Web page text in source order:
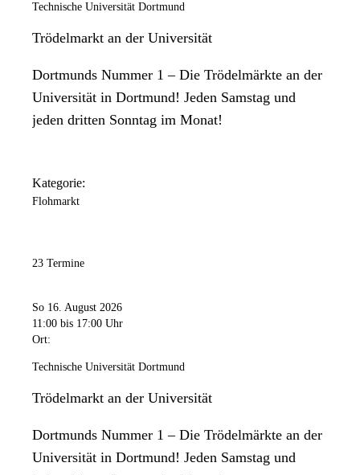
Technische Universität Dortmund
Trödelmarkt an der Universität
Dortmunds Nummer 1 – Die Trödelmärkte an der
Universität in Dortmund! Jeden Samstag und
jeden dritten Sonntag im Monat!
Kategorie:
Flohmarkt
23 Termine
So 16. August 2026
11:00 bis 17:00 Uhr
Ort:
Technische Universität Dortmund
Trödelmarkt an der Universität
Dortmunds Nummer 1 – Die Trödelmärkte an der
Universität in Dortmund! Jeden Samstag und